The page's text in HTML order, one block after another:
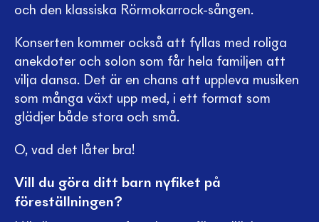
och den klassiska Rörmokarrock-sången.
Konserten kommer också att fyllas med roliga
anekdoter och solon som får hela familjen att
vilja dansa. Det är en chans att uppleva musiken
som många växt upp med, i ett format som
glädjer både stora och små.
O, vad det låter bra!
Vill du göra ditt barn nyfiket på
föreställningen?